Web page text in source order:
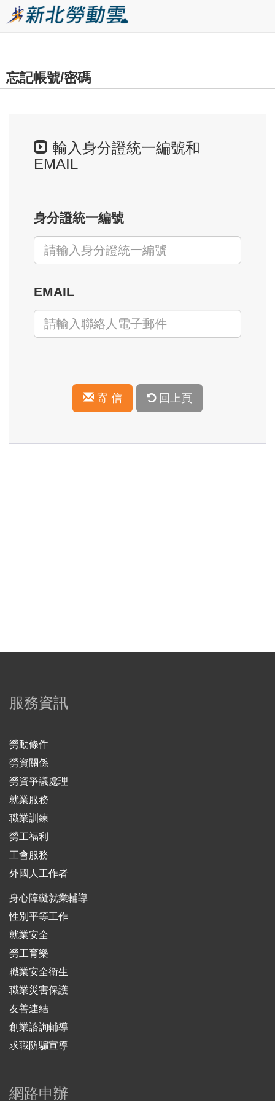
到
內忘記帳號/密碼
輸入身分證統一編號和
EMAIL
身分證統一編號
EMAIL
寄 信 回上頁
服務資訊
勞動條件
勞資關係
勞資爭議處理
就業服務
職業訓練
勞工福利
工會服務
外國人工作者
身心障礙就業輔導
性別平等工作
就業安全
勞工育樂
職業安全衛生
職業災害保護
友善連結
創業諮詢輔導
求職防騙宣導
網路申辦